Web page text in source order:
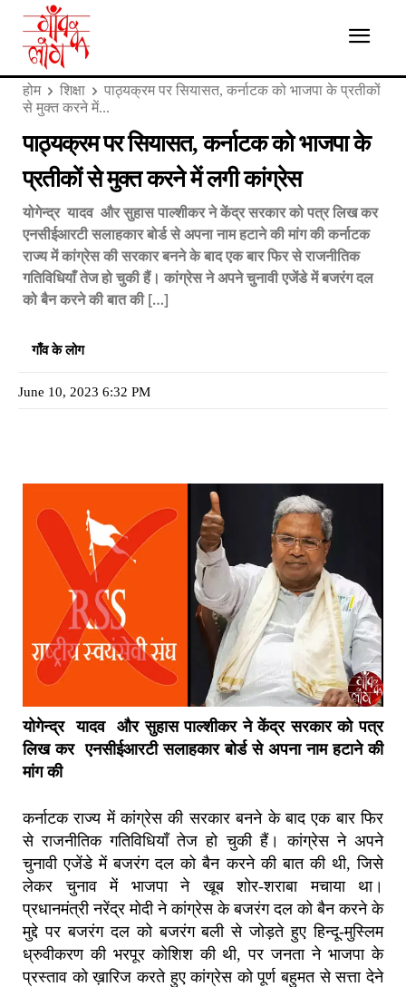
होम शिक्षा
पाठ्यक्रम पर सियासत, कर्नाटक को भाजपा के प्रतीकों
से मुक्त करने में...
पाठ्यक्रम पर सियासत, कर्नाटक को भाजपा के
प्रतीकों से मुक्त करने में लगी कांग्रेस
योगेन्द्र यादव और सुहास पाल्शीकर ने केंद्र सरकार को पत्र लिख कर
एनसीईआरटी सलाहकार बोर्ड से अपना नाम हटाने की मांग की कर्नाटक
राज्य में कांग्रेस की सरकार बनने के बाद एक बार फिर से राजनीतिक
गतिविधियाँ तेज हो चुकी हैं। कांग्रेस ने अपने चुनावी एजेंडे में बजरंग दल
को बैन करने की बात की […]
गाँव के लोग
June 10, 2023 6:32 PM
योगेन्द्र यादव और सुहास पाल्शीकर ने केंद्र सरकार को पत्र
लिख कर एनसीईआरटी सलाहकार बोर्ड से अपना नाम हटाने की
मांग की
कर्नाटक राज्य में कांग्रेस की सरकार बनने के बाद एक बार फिर
से राजनीतिक गतिविधियाँ तेज हो चुकी हैं। कांग्रेस ने अपने
चुनावी एजेंडे में बजरंग दल को बैन करने की बात की थी, जिसे
लेकर चुनाव में भाजपा ने खूब शोर-शराबा मचाया था।
प्रधानमंत्री नरेंद्र मोदी ने कांग्रेस के बजरंग दल को बैन करने के
मुद्दे पर बजरंग दल को बजरंग बली से जोड़ते हुए हिन्दू-मुस्लिम
ध्रुवीकरण की भरपूर कोशिश की थी, पर जनता ने भाजपा के
प्रस्ताव को ख़ारिज करते हुए कांग्रेस को पूर्ण बहुमत से सत्ता देने